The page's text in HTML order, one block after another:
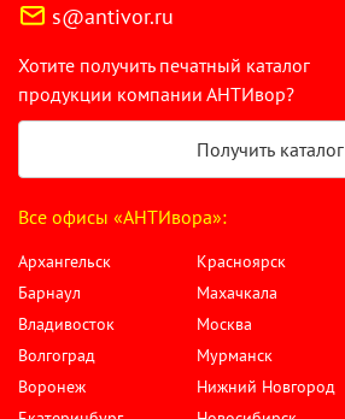
s@antivor.ru
Хотите получить печатный каталог
продукции компании АНТИвор?
Получить каталог
Все офисы «АНТИвора»:
Архангельск
Барнаул
Владивосток
Волгоград
Воронеж
Красноярск
Махачкала
Москва
Мурманск
Нижний Новгород